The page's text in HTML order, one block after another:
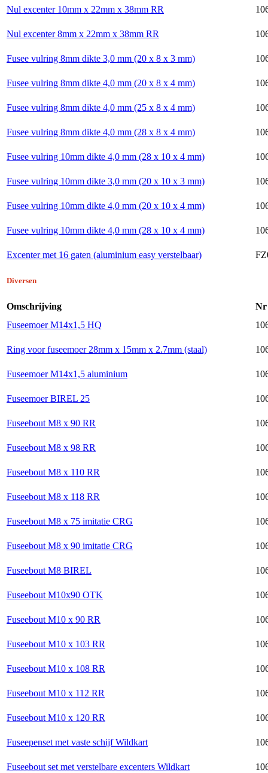
Nul excenter 10mm x 22mm x 38mm RR
Nul excenter 8mm x 22mm x 38mm RR
Fusee vulring 8mm dikte 3,0 mm (20 x 8 x 3 mm)
Fusee vulring 8mm dikte 4,0 mm (20 x 8 x 4 mm)
Fusee vulring 8mm dikte 4,0 mm (25 x 8 x 4 mm)
Fusee vulring 8mm dikte 4,0 mm (28 x 8 x 4 mm)
Fusee vulring 10mm dikte 4,0 mm (28 x 10 x 4 mm)
Fusee vulring 10mm dikte 3,0 mm (20 x 10 x 3 mm)
Fusee vulring 10mm dikte 4,0 mm (20 x 10 x 4 mm)
Fusee vulring 10mm dikte 4,0 mm (28 x 10 x 4 mm)
Excenter met 16 gaten (aluminium easy verstelbaar)
Diversen
Omschrijving
Nr
Fuseemoer M14x1,5 HQ
Ring voor fuseemoer 28mm x 15mm x 2.7mm (staal)
Fuseemoer M14x1,5 aluminium
Fuseemoer BIREL 25
Fuseebout M8 x 90 RR
Fuseebout M8 x 98 RR
Fuseebout M8 x 110 RR
Fuseebout M8 x 118 RR
Fuseebout M8 x 75 imitatie CRG
Fuseebout M8 x 90 imitatie CRG
Fuseebout M8 BIREL
Fuseebout M10x90 OTK
Fuseebout M10 x 90 RR
Fuseebout M10 x 103 RR
Fuseebout M10 x 108 RR
Fuseebout M10 x 112 RR
Fuseebout M10 x 120 RR
Fuseepenset met vaste schijf Wildkart
Fuseebout set met verstelbare excenters Wildkart